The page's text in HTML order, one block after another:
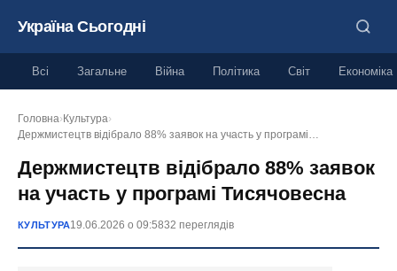
Україна Сьогодні
Всі Загальне Війна Політика Світ Економіка
Головна› Культура›
Держмистецтв відібрало 88% заявок на участь у програмі…
Держмистецтв відібрало 88% заявок
на участь у програмі Тисячовесна
КУЛЬТУРА19.06.2026 о 09:5832 переглядів